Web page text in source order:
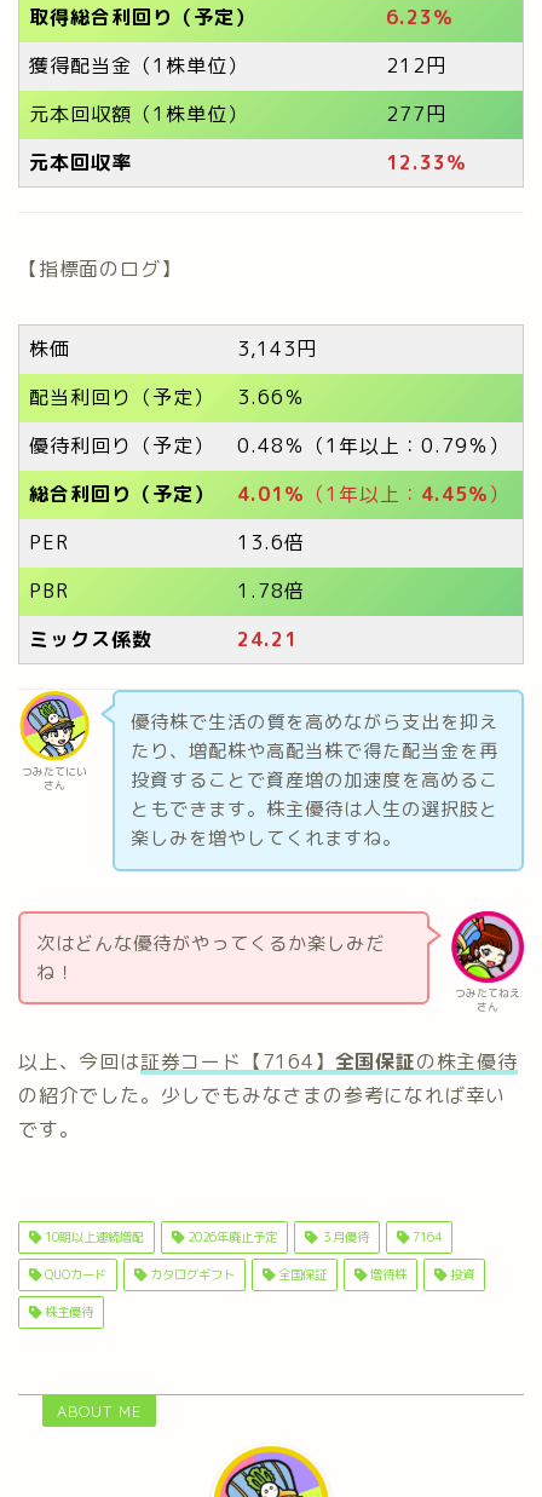
取得総合利回り（予定）
6.23％
獲得配当金（1株単位）
212円
元本回収額（1株単位）
277円
元本回収率
12.33％
【指標面のログ】
株価
3,143円
配当利回り（予定）
3.66％
優待利回り（予定）
0.48％（1年以上：0.79％）
総合利回り（予定）
4.01％ （1年以上： 4.45％）
PER
13.6倍
PBR
1.78倍
ミックス係数
24.21
つみたてにい
さん
優待株で生活の質を高めながら支出を抑え
たり、増配株や高配当株で得た配当金を再
投資することで資産増の加速度を高めるこ
ともできます。株主優待は人生の選択肢と
楽しみを増やしてくれますね。
つみたてねえ
さん
次はどんな優待がやってくるか楽しみだ
ね！
以上、今回は証券コード【7164】 全国保証の株主優待
の紹介でした。少しでもみなさまの参考になれば幸い
です。
10期以上連続増配 2026年廃止予定 ３月優待 7164
QUOカード カタログギフト 全国保証 増待株 投資
株主優待
ABOUT ME